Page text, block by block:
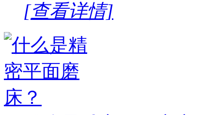
[查看详情]